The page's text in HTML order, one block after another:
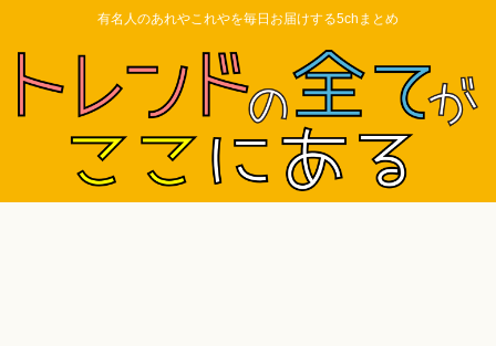
有名人のあれやこれやを毎日お届けする5chまとめ